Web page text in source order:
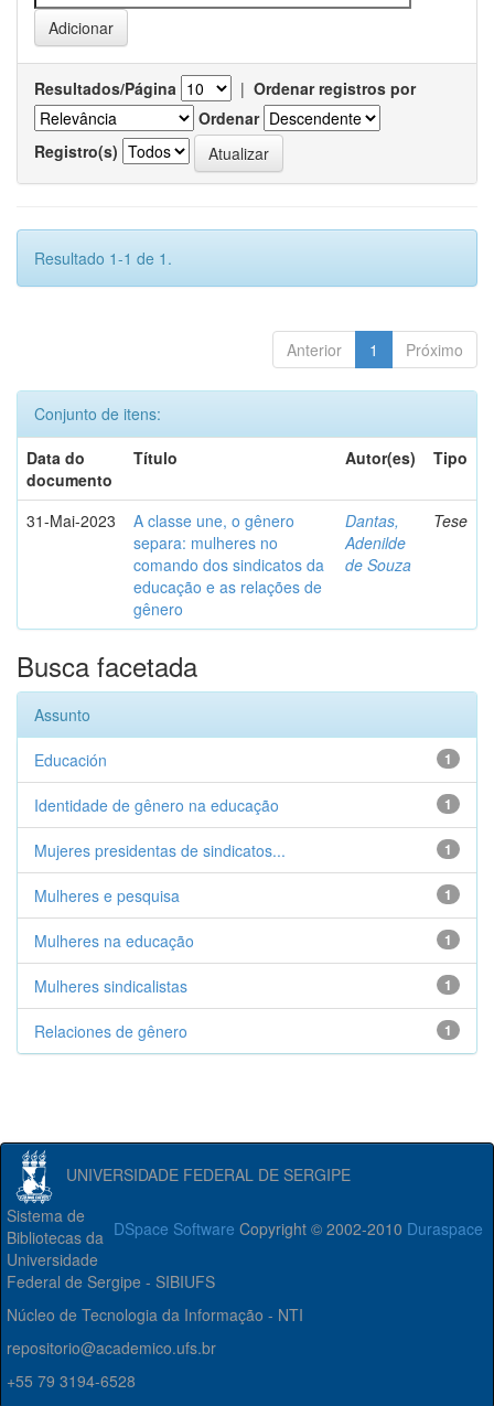
Resultados/Página | Ordenar registros por
Ordenar
Registro(s)
Resultado 1-1 de 1.
Anterior 1 Próximo
Conjunto de itens:
Data do
documento
Título Autor(es) Tipo
31-Mai-2023
A classe une, o gênero
separa: mulheres no
comando dos sindicatos da
educação e as relações de
gênero
Dantas,
Adenilde
de Souza
Tese
Busca facetada
Assunto
1
Educación
1
Identidade de gênero na educação
1
Mujeres presidentas de sindicatos...
1
Mulheres e pesquisa
1
Mulheres na educação
1
Mulheres sindicalistas
1
Relaciones de gênero
UNIVERSIDADE FEDERAL DE SERGIPE
DSpace Software Copyright © 2002-2010 Duraspace
Sistema de
Bibliotecas da
Universidade
Federal de Sergipe - SIBIUFS
Núcleo de Tecnologia da Informação - NTI
repositorio@academico.ufs.br
+55 79 3194-6528